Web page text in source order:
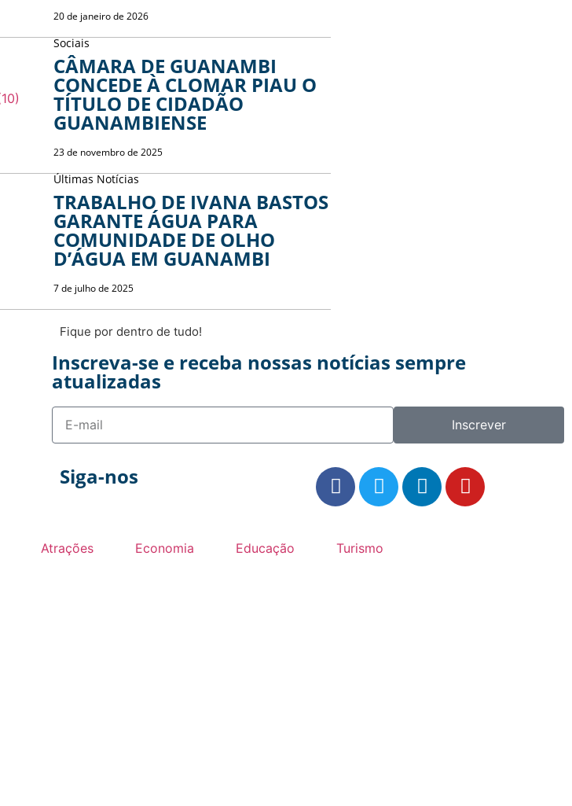
20 de janeiro de 2026
Sociais
CÂMARA DE GUANAMBI
CONCEDE À CLOMAR PIAU O
TÍTULO DE CIDADÃO
GUANAMBIENSE
23 de novembro de 2025
Últimas Notícias
TRABALHO DE IVANA BASTOS
GARANTE ÁGUA PARA
COMUNIDADE DE OLHO
D’ÁGUA EM GUANAMBI
7 de julho de 2025
Fique por dentro de tudo!
Inscreva-se e receba nossas notícias sempre
atualizadas
Inscrever
Siga-nos
Atrações Economia Educação Turismo